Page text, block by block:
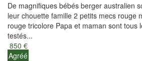
De magnifiques bébés berger australien
leur chouette famille 2 petits mecs rouge
rouge tricolore Papa et maman sont tous
testés...
850 €
Agréé